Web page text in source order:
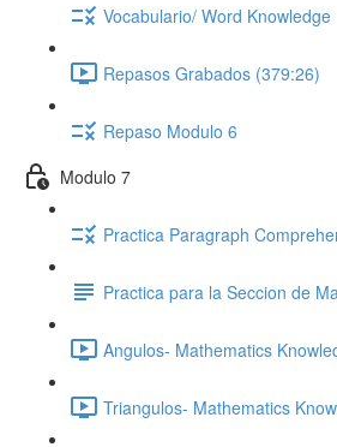
Vocabulario/ Word Knowledge
Repasos Grabados (379:26)
Repaso Modulo 6
Modulo 7
Practica Paragraph
Practica para la Seccion de
Angulos- Mathematics
Triangulos- Mathematics